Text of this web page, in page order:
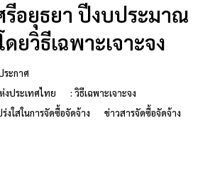
รีอยุธยา ปีงบประมาณ
ยวิธีเฉพาะเจาะจง
ระกาศ
งประเทศไทย
: วิธีเฉพาะเจาะจง
งใสในการจัดซื้อจัดจ้าง
ข่าวสารจัดซื้อจัดจ้าง